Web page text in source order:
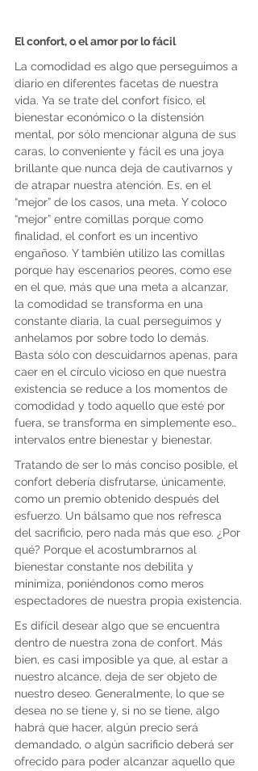
El confort, o el amor por lo fácil
La comodidad es algo que perseguimos a
diario en diferentes facetas de nuestra
vida. Ya se trate del confort físico, el
bienestar económico o la distensión
mental, por sólo mencionar alguna de sus
caras, lo conveniente y fácil es una joya
brillante que nunca deja de cautivarnos y
de atrapar nuestra atención. Es, en el
“mejor” de los casos, una meta. Y coloco
“mejor” entre comillas porque como
finalidad, el confort es un incentivo
engañoso. Y también utilizo las comillas
porque hay escenarios peores, como ese
en el que, más que una meta a alcanzar,
la comodidad se transforma en una
constante diaria, la cual perseguimos y
anhelamos por sobre todo lo demás.
Basta sólo con descuidarnos apenas, para
caer en el círculo vicioso en que nuestra
existencia se reduce a los momentos de
comodidad y todo aquello que esté por
fuera, se transforma en simplemente eso…
intervalos entre bienestar y bienestar.
Tratando de ser lo más conciso posible, el
confort debería disfrutarse, únicamente,
como un premio obtenido después del
esfuerzo. Un bálsamo que nos refresca
del sacrificio, pero nada más que eso. ¿Por
qué? Porque el acostumbrarnos al
bienestar constante nos debilita y
minimiza, poniéndonos como meros
espectadores de nuestra propia existencia.
Es difícil desear algo que se encuentra
dentro de nuestra zona de confort. Más
bien, es casi imposible ya que, al estar a
nuestro alcance, deja de ser objeto de
nuestro deseo. Generalmente, lo que se
desea no se tiene y, si no se tiene, algo
habrá que hacer, algún precio será
demandado, o algún sacrificio deberá ser
ofrecido para poder alcanzar aquello que